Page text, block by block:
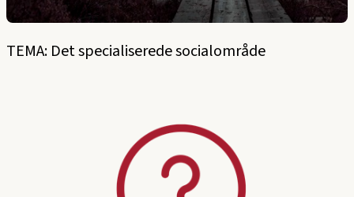
TEMA: Det specialiserede socialområde